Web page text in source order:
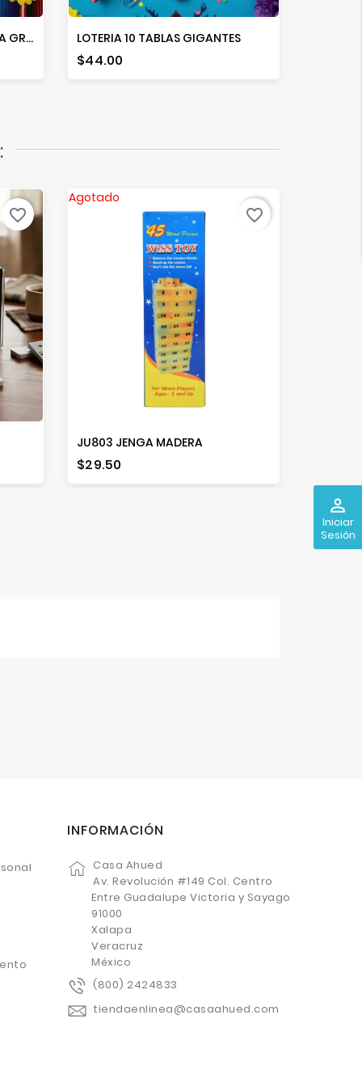
perm_identity
Iniciar
Sesión
LOTERIA 20 TABLAS C/BARAJA GRANDE LOTERIA 10 TABLAS GIGANTES
Precio
$44.00
favorite_border
Agotado
JU803 JENGA MADERA
Precio
$29.50
favorite_border
INFORMACIÓN
Casa Ahued
Av. Revolución #149 Col. Centro
Entre Guadalupe Victoria y Sayago
91000
Xalapa
Veracruz
México
(800) 2424833
tiendaenlinea@casaahued.com